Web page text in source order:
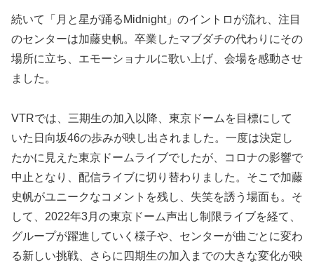
続いて「月と星が踊るMidnight」のイントロが流れ、注目
のセンターは加藤史帆。卒業したマブダチの代わりにその
場所に立ち、エモーショナルに歌い上げ、会場を感動させ
ました。
VTRでは、三期生の加入以降、東京ドームを目標にして
いた日向坂46の歩みが映し出されました。一度は決定し
たかに見えた東京ドームライブでしたが、コロナの影響で
中止となり、配信ライブに切り替わりました。そこで加藤
史帆がユニークなコメントを残し、失笑を誘う場面も。そ
して、2022年3月の東京ドーム声出し制限ライブを経て、
グループが躍進していく様子や、センターが曲ごとに変わ
る新しい挑戦、さらに四期生の加入までの大きな変化が映